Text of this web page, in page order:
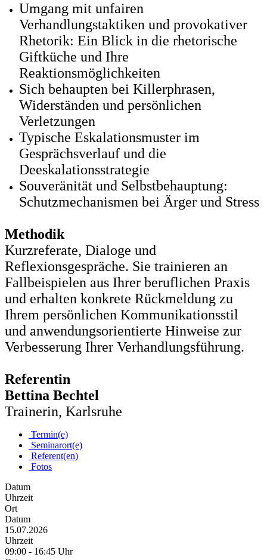
Umgang mit unfairen
Verhandlungstaktiken und provokativer
Rhetorik: Ein Blick in die rhetorische
Giftküche und Ihre
Reaktionsmöglichkeiten
Sich behaupten bei Killerphrasen,
Widerständen und persönlichen
Verletzungen
Typische Eskalationsmuster im
Gesprächsverlauf und die
Deeskalationsstrategie
Souveränität und Selbstbehauptung:
Schutzmechanismen bei Ärger und Stress
Methodik
Kurzreferate, Dialoge und
Reflexionsgespräche. Sie trainieren an
Fallbeispielen aus Ihrer beruflichen Praxis
und erhalten konkrete Rückmeldung zu
Ihrem persönlichen Kommunikationsstil
und anwendungsorientierte Hinweise zur
Verbesserung Ihrer Verhandlungsführung.
Referentin
Bettina Bechtel
Trainerin, Karlsruhe
Termin(e)
Seminarort(e)
Referent(en)
Fotos
Datum
Uhrzeit
Ort
Datum
15.07.2026
Uhrzeit
09:00 - 16:45 Uhr